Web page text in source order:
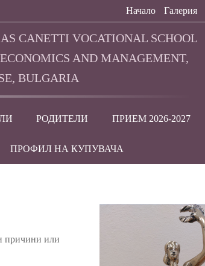
Начало Галерия
CANETTI VOCATIONAL SCHOOL
AND MANAGEMENT,
BULGARIA
РОДИТЕЛИ ПРИЕМ 2026-2027
ПРОФИЛ НА КУПУВАЧА
причини или